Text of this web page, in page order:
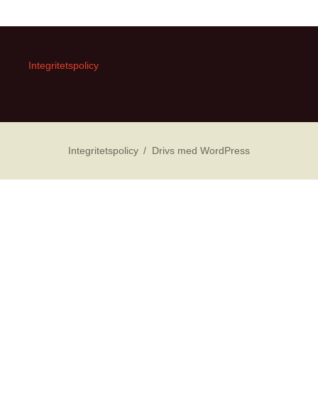
Integritetspolicy
Integritetspolicy Drivs med WordPress